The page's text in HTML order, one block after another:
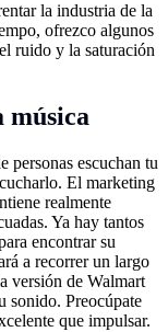
la industria de la
ofrezco algunos
ruido y la saturación
música
personas escuchan tu
El marketing
realmente
Ya hay tantos
encontrar su
a recorrer un largo
versión de Walmart
sonido. Preocúpate
que impulsar.